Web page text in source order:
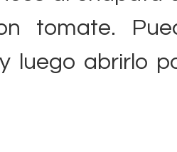
tomate.
luego abrirlo